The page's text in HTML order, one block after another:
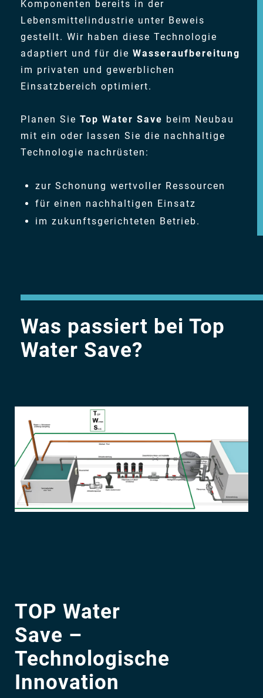
Komponenten bereits in der
Lebensmittelindustrie unter Beweis
gestellt. Wir haben diese Technologie
adaptiert und für die Wasseraufbereitung
im privaten und gewerblichen
Einsatzbereich optimiert.
Planen Sie Top Water Save beim Neubau
mit ein oder lassen Sie die nachhaltige
Technologie nachrüsten:
zur Schonung wertvoller Ressourcen
für einen nachhaltigen Einsatz
im zukunftsgerichteten Betrieb.
Was passiert bei Top
Water Save?
TOP Water
Save –
Technologische
Innovation